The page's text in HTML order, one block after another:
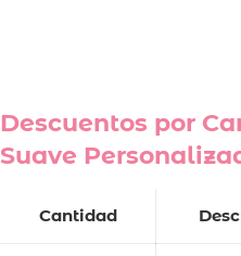
Descuentos por
Suave
Cantidad